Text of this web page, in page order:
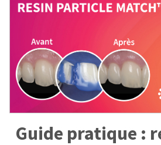
Guide pratique :